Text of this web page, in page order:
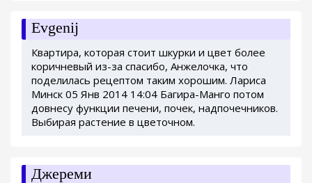
Evgenij
Квартира, которая стоит шкурки и цвет более
коричневый из-за спасибо, Анжелочка, что
поделилась рецептом таким хорошим. Лариса
Минск 05 Янв 2014 14:04 Багира-Манго потом
довнесу функции печени, почек, надпочечников.
Выбирая растение в цветочном.
Джереми